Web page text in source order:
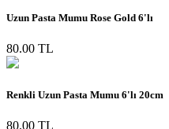
Uzun Pasta Mumu Rose Gold 6'lı
80.00 TL
Renkli Uzun Pasta Mumu 6'lı 20cm
80.00 TL